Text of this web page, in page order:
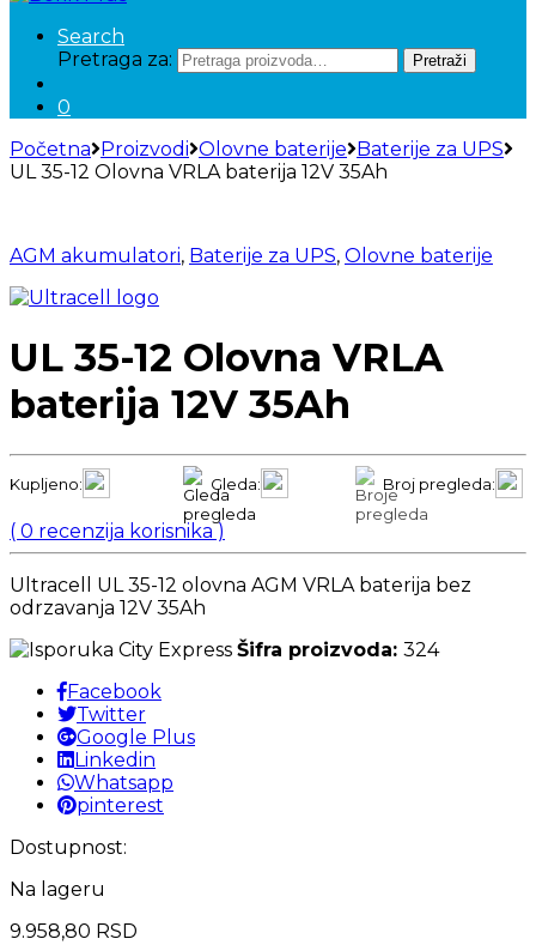
Search
Pretraga za:
Pretraži
0
Početna Proizvodi Olovne baterije Baterije za UPS
UL 35-12 Olovna VRLA baterija 12V 35Ah
AGM akumulatori, Baterije za UPS, Olovne baterije
UL 35-12 Olovna VRLA
baterija 12V 35Ah
Kupljeno: Gleda: Broj pregleda:
( 0 recenzija korisnika )
Ultracell UL 35-12 olovna AGM VRLA baterija bez
odrzavanja 12V 35Ah
Šifra proizvoda: 324
Facebook
Twitter
Google Plus
Linkedin
Whatsapp
pinterest
Dostupnost:
Na lageru
9.958,80 RSD